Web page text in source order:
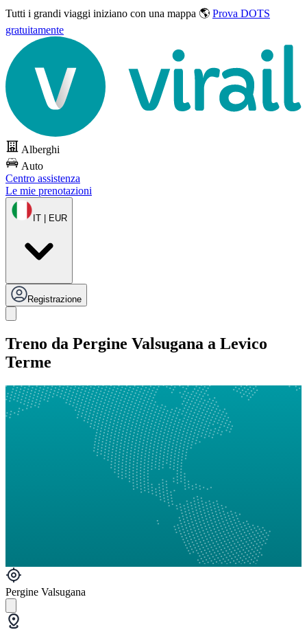
Tutti i grandi viaggi iniziano con una mappa 🌎 Prova DOTS
gratuitamente
Alberghi
Auto
Centro assistenza
Le mie prenotazioni
IT | EUR
Registrazione
Treno da Pergine Valsugana a Levico
Terme
Pergine Valsugana